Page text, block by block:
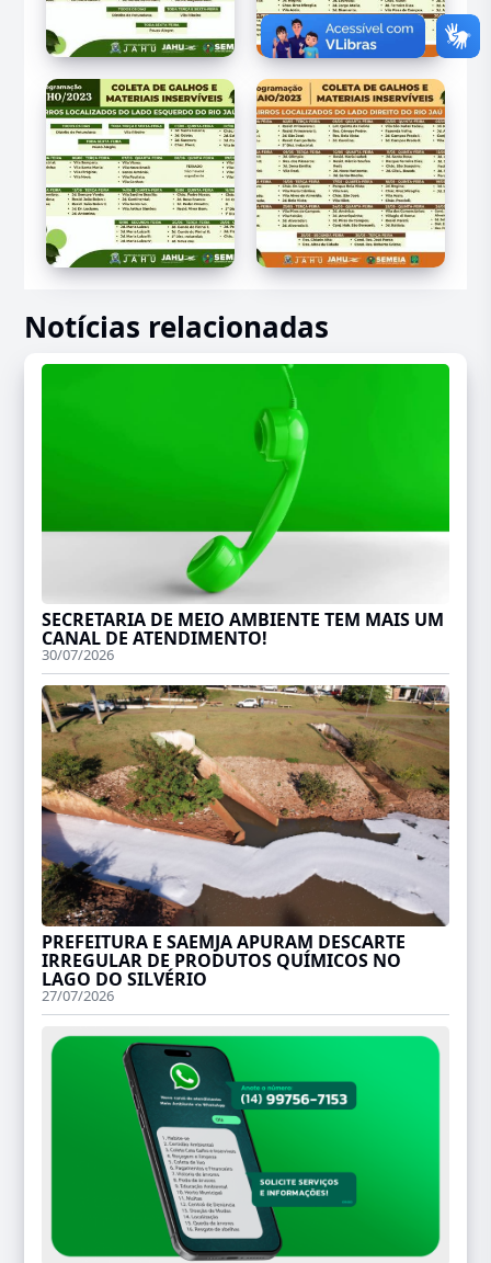
Notícias relacionadas
SECRETARIA DE MEIO AMBIENTE TEM MAIS UM
CANAL DE ATENDIMENTO!
30/07/2026
PREFEITURA E SAEMJA APURAM DESCARTE
IRREGULAR DE PRODUTOS QUÍMICOS NO
LAGO DO SILVÉRIO
27/07/2026